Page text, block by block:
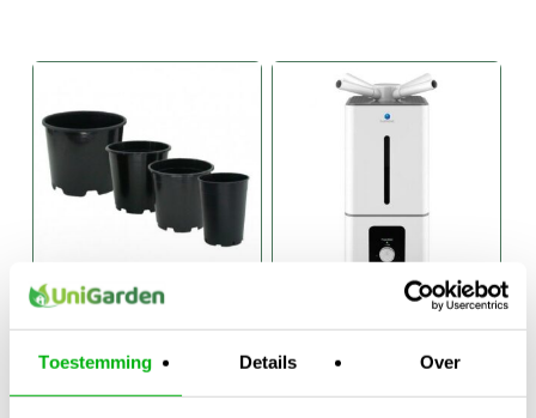
Toestemming Details Over
PVC Ronde Pot
Humitec
Luchtbevochtiger
€69,95-